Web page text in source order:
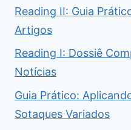
Reading II: Guia
Artigos
Reading I: Dossiê
Notícias
Guia Prático:
Sotaques Variados